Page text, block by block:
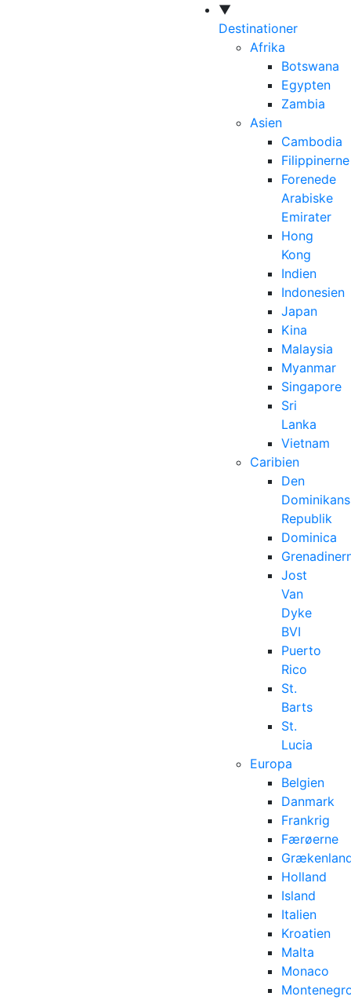
▼
Destinationer
Afrika
Botswana
Egypten
Zambia
Asien
Cambodia
Filippinerne
Forenede
Arabiske
Emirater
Hong
Kong
Indien
Indonesien
Japan
Kina
Malaysia
Myanmar
Singapore
Sri
Lanka
Vietnam
Caribien
Den
Republik
Dominica
Jost
Van
Dyke
BVI
Puerto
Rico
St.
Barts
St.
Lucia
Europa
Belgien
Danmark
Frankrig
Færøerne
Holland
Island
Italien
Kroatien
Malta
Monaco